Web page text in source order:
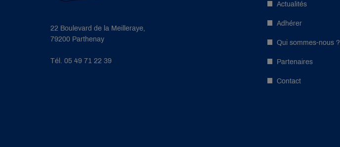
22 Boulevard de la Meilleraye,
79200 Parthenay
Tél. 05 49 71 22 39
Actualités
Adhérer
Qui sommes-nous ?
Partenaires
Contact